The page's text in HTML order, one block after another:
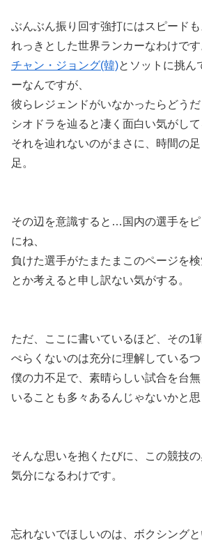
ぶんぶん振り回す強打にはスピード
れっきとした世界ランカーなわけです
チャン・ジョング(韓)とソットに挑ん
ーなんですが、
彼らレジェンドがいなかったらどう
シオドラを辿ると凄く面白い気がして
それを辿れないのがまさに、時間の
足。
その辺を意識すると…国内の選手をピ
にね、
負けた選手がたまたまこのページを
とか考えると申し訳ない気がする。
ただ、ここに書いているほど、その1
ぺらくないのは充分に理解している
僕の力不足で、素晴らしい試合を台
いることも多々あるんじゃないかと思
そんな思いを抱くたびに、この競技
気分になるわけです。
忘れないでほしいのは、ボクシング